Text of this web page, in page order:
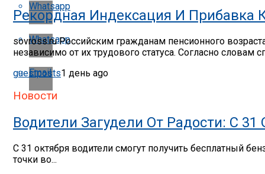
Whatsapp
Whatsapp
Email
Рекордная Индексация И
sovross.ru Российским гражданам пенсионного
независимо от их трудового статуса. Согласно словам
guestposts1 день ago
Новости
Водители Загудели От Радости: С
С 31 октября водители смогут получить бесплатный
точки во...